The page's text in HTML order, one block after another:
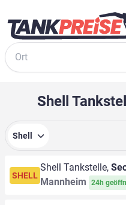
Suche
Shell
Shell
SHELL
Shell Tankstelle,
Mannheim
24h